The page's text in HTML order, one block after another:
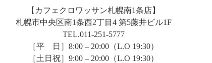
【カフェクロワッサン札幌南1条店】
札幌市中央区南1条西2丁目4 第5藤井ビル1F
TEL.011-251-5777
［平 日］8:00 – 20:00（L.O 19:30）
［土日祝］9:00 – 20:00（L.O 19:30）